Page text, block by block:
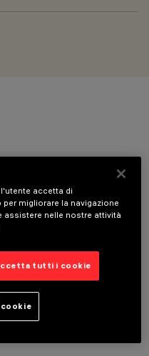
accetta di
migliorare la navigazione
assistere nelle nostre attività
tutti i cookie